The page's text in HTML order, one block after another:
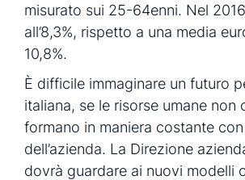
misurato sui 25-64enni. Nel 2016
all’8,3%, rispetto a una media
10,8%.
È difficile immaginare un futuro
italiana, se le risorse umane non
formano in maniera costante
dell’azienda. La Direzione
dovrà guardare ai nuovi modelli